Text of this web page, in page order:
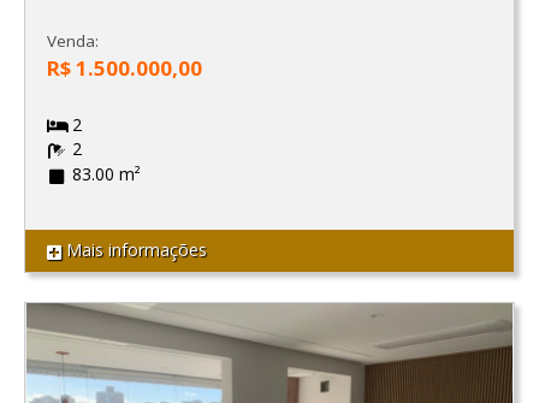
Venda:
R$ 1.500.000,00
2
2
83.00 m²
Mais informações